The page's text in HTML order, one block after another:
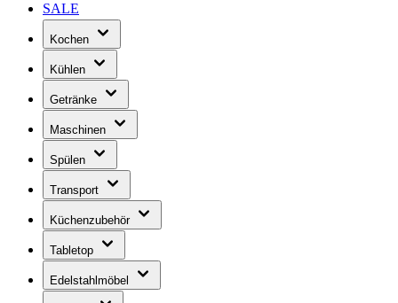
SALE
Kochen
Kühlen
Getränke
Maschinen
Spülen
Transport
Küchenzubehör
Tabletop
Edelstahlmöbel